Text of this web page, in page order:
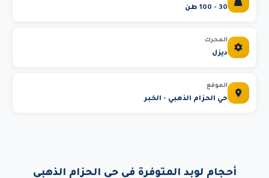
30 - 100 طن
المحرك
ديزل
الموقع
حي الحزام الذهبي - الخبر
أحجام لوبد المتوفرة في حي الحزام الذهبي